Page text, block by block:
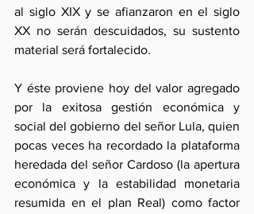
al siglo XIX y se afianzaron en el siglo
XX no serán descuidados, su sustento
material será fortalecido.
Y éste proviene hoy del valor agregado
por la exitosa gestión económica y
social del gobierno del señor Lula, quien
pocas veces ha recordado la plataforma
heredada del señor Cardoso (la apertura
económica y la estabilidad monetaria
resumida en el plan Real) como factor